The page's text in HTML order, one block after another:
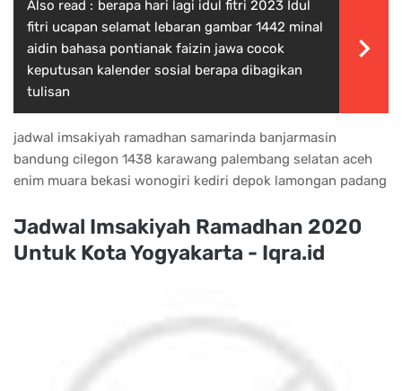
Also read : berapa hari lagi idul fitri 2023 Idul
fitri ucapan selamat lebaran gambar 1442 minal
aidin bahasa pontianak faizin jawa cocok
keputusan kalender sosial berapa dibagikan
tulisan
jadwal imsakiyah ramadhan samarinda banjarmasin
bandung cilegon 1438 karawang palembang selatan aceh
enim muara bekasi wonogiri kediri depok lamongan padang
Jadwal Imsakiyah Ramadhan 2020
Untuk Kota Yogyakarta - Iqra.id